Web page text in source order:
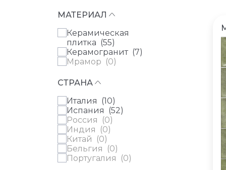
МАТЕРИАЛ
Керамическая
плитка (55)
Керамогранит (7)
Мрамор (0)
СТРАНА
Италия (10)
Испания (52)
Россия (0)
Индия (0)
Китай (0)
Бельгия (0)
Португалия (0)